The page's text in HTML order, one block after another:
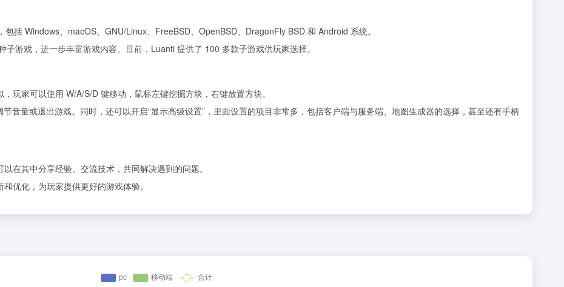
包括 Windows、macOS、GNU/Linux、FreeBSD、OpenBSD、DragonFly BSD 和 Android 系统。
子游戏，进一步丰富游戏内容。目前，Luanti 提供了 100 多款子游戏供玩家选择。
玩家可以使用 W/A/S/D 键移动，鼠标左键挖掘方块，右键放置方块。
音量或退出游戏。同时，还可以开启“显示高级设置”，里面设置的项目非常多，包括客户端与服务端、地图生成器的选择，甚至还有手柄
在其中分享经验、交流技术，共同解决遇到的问题。
优化，为玩家提供更好的游戏体验。